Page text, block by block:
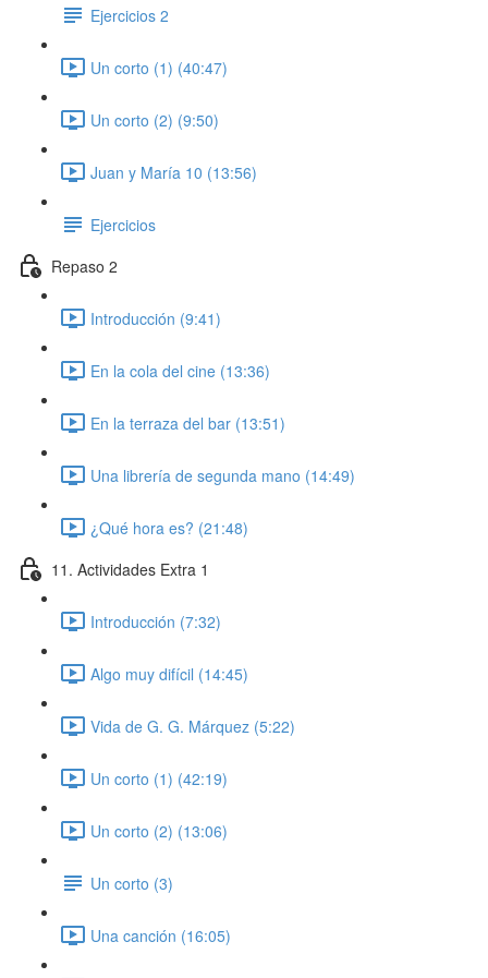
Ejercicios 2
Un corto (1) (40:47)
Un corto (2) (9:50)
Juan y María 10 (13:56)
Ejercicios
Repaso 2
Introducción (9:41)
En la cola del cine (13:36)
En la terraza del bar (13:51)
Una librería de segunda mano (14:49)
¿Qué hora es? (21:48)
11. Actividades Extra 1
Introducción (7:32)
Algo muy difícil (14:45)
Vida de G. G. Márquez (5:22)
Un corto (1) (42:19)
Un corto (2) (13:06)
Un corto (3)
Una canción (16:05)